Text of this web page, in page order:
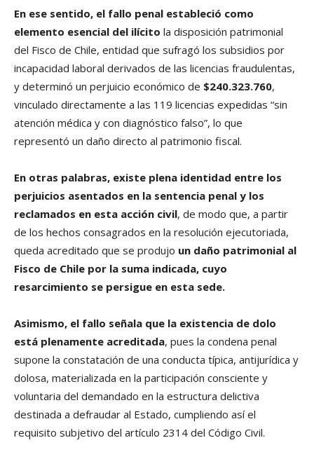
En ese sentido, el fallo penal estableció como
elemento esencial del ilícito la disposición patrimonial
del Fisco de Chile, entidad que sufragó los subsidios por
incapacidad laboral derivados de las licencias fraudulentas,
y determinó un perjuicio económico de $240.323.760,
vinculado directamente a las 119 licencias expedidas “sin
atención médica y con diagnóstico falso”, lo que
representó un daño directo al patrimonio fiscal.
En otras palabras, existe plena identidad entre los
perjuicios asentados en la sentencia penal y los
reclamados en esta acción civil, de modo que, a partir
de los hechos consagrados en la resolución ejecutoriada,
queda acreditado que se produjo un daño patrimonial al
Fisco de Chile por la suma indicada, cuyo
resarcimiento se persigue en esta sede.
Asimismo, el fallo señala que la existencia de dolo
está plenamente acreditada, pues la condena penal
supone la constatación de una conducta típica, antijurídica y
dolosa, materializada en la participación consciente y
voluntaria del demandado en la estructura delictiva
destinada a defraudar al Estado, cumpliendo así el
requisito subjetivo del artículo 2314 del Código Civil.